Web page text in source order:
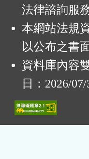
法律諮詢服務
本網站法規
以公布之書
資料庫內容
日：2026/07/